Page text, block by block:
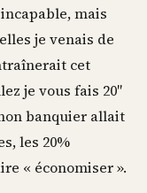
mais
je venais de
cet
je vous fais 20″
banquier allait
les 20%
« économiser ».